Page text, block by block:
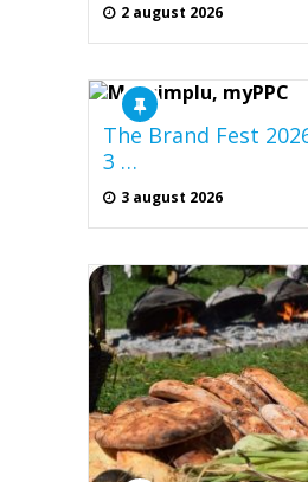
2 august 2026
The Brand Fest
3 …
3 august 2026